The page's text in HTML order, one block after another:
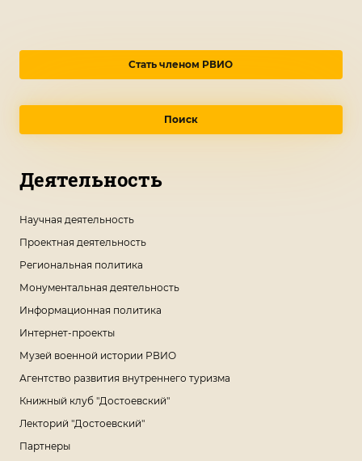
Стать членом РВИО
Поиск
Деятельность
Научная деятельность
Проектная деятельность
Региональная политика
Монументальная деятельность
Информационная политика
Интернет-проекты
Музей военной истории РВИО
Агентство развития внутреннего туризма
Книжный клуб "Достоевский"
Лекторий "Достоевский"
Партнеры